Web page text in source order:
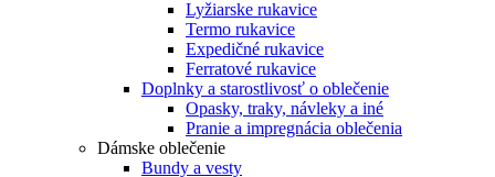
Lyžiarske rukavice
Termo rukavice
Expedičné rukavice
Ferratové rukavice
Doplnky a starostlivosť o oblečenie
Opasky, traky, návleky a iné
Pranie a impregnácia oblečenia
Dámske oblečenie
Bundy a vesty